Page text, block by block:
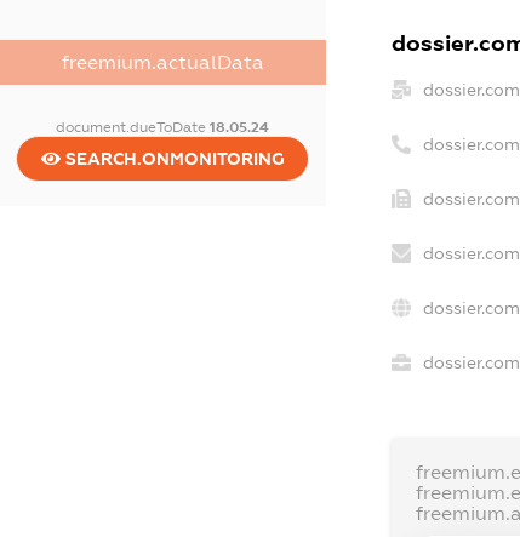
freemium.actualData
document.dueToDate18.05.24
SEARCH.ONMONITORING